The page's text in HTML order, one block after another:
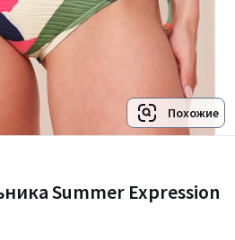
Похожие
Summer Expression